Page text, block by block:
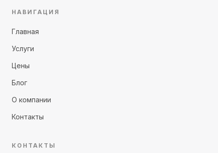
НАВИГАЦИЯ
Главная
Услуги
Цены
Блог
О компании
Контакты
КОНТАКТЫ